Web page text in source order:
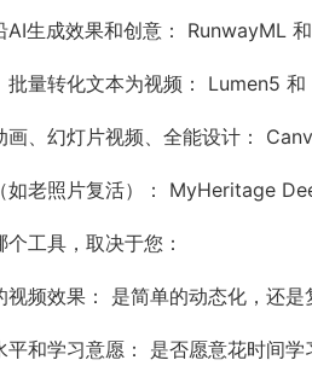
AI生成效果和创意： RunwayML
批量转化文本为视频： Lumen5 和
画、幻灯片视频、全能设计：
如老照片复活）： MyHeritage
工具，取决于您：
视频效果： 是简单的动态化，还是
平和学习意愿： 是否愿意花时间学